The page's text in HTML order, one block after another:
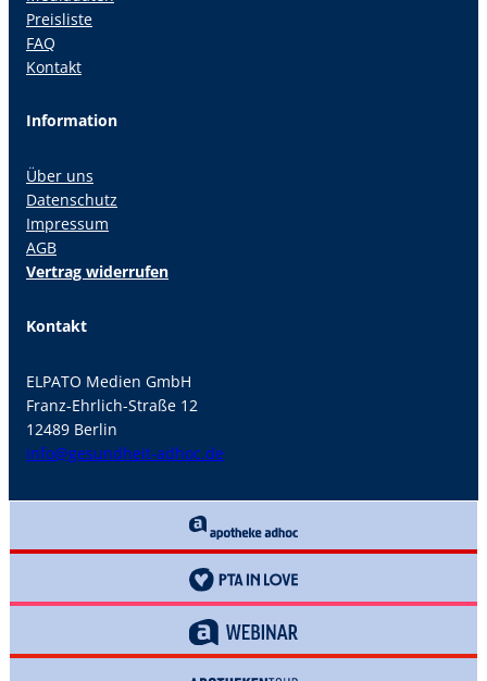
Preisliste
FAQ
Kontakt
Information
Über uns
Datenschutz
Impressum
AGB
Vertrag widerrufen
Kontakt
ELPATO Medien GmbH
Franz-Ehrlich-Straße 12
12489 Berlin
info@gesundheit-adhoc.de